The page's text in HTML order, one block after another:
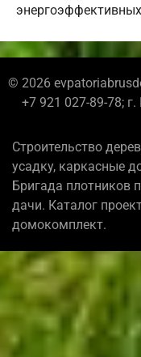
© 2026
+7 921 027-89-78;
Строительство
усадку, каркасные
Бригада плотников
дачи. Каталог
домокомплект.